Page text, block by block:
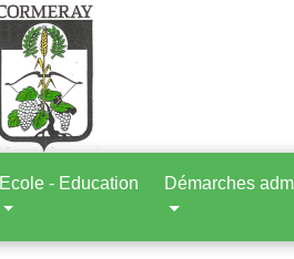
Ecole - Education Démarches